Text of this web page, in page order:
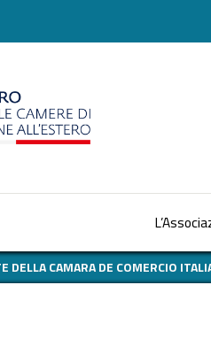
DELLA CAMARA DE COMERCIO